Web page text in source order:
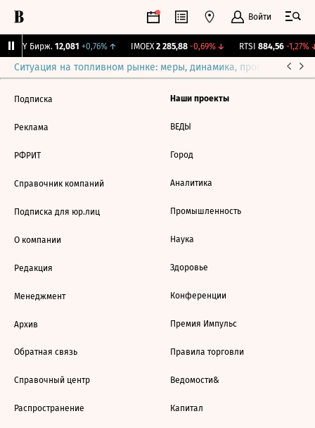
Войти
CNY Бирж. 12,081 +0,76%↑ IMOEX 2 285,88 -0,69%↓ RTSI 884,56 -1,27%↓
Ситуация на топливном рынке: меры, динамика, прогнозы
Подписка
Реклама
РФРИТ
Справочник компаний
Подписка для юр.лиц
О компании
Редакция
Менеджмент
Архив
Обратная связь
Справочный центр
Распространение
Наши проекты
ВЕДЫ
Город
Аналитика
Промышленность
Наука
Здоровье
Конференции
Премия Импульс
Правила торговли
Ведомости&
Капитал